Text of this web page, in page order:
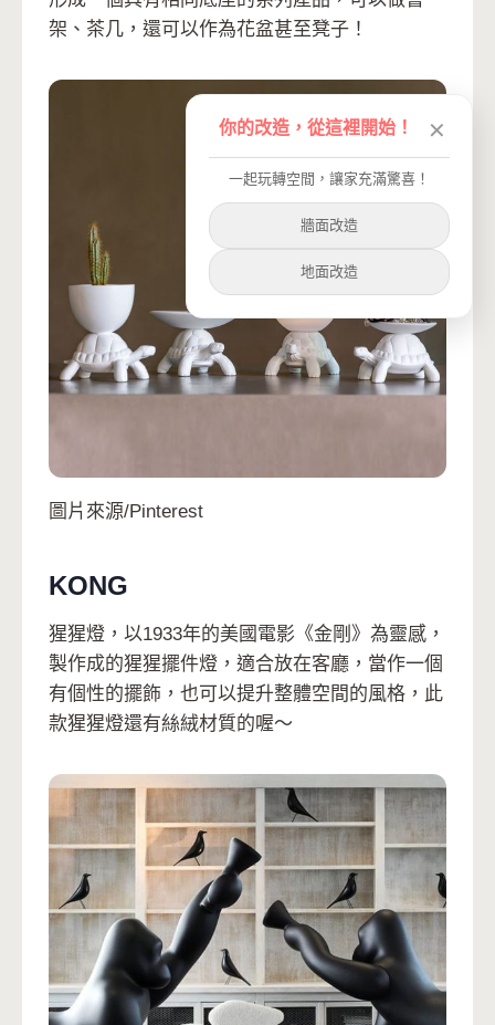
架、茶几，還可以作為花盆甚至凳子！
圖片來源/Pinterest
KONG
猩猩燈，以1933年的美國電影《金剛》為靈感，
製作成的猩猩擺件燈，適合放在客廳，當作一個
有個性的擺飾，也可以提升整體空間的風格，此
款猩猩燈還有絲絨材質的喔～
你的改造，從這裡開始！ ✕
一起玩轉空間，讓家充滿驚喜！
牆面改造
地面改造